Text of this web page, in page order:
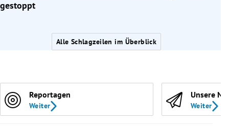
gestoppt
Alle Schlagzeilen im Überblick
Reportagen
Weiter
Unsere
Weiter